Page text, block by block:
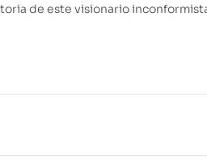
de este visionario